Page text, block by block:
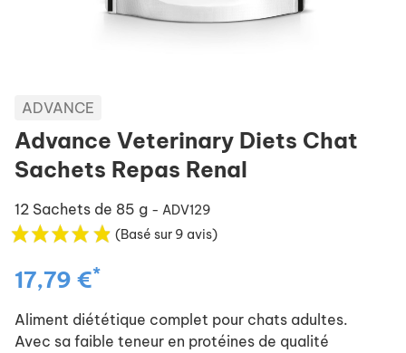
ADVANCE
Advance Veterinary Diets Chat
Sachets Repas Renal
12 Sachets de 85 g - ADV129
(Basé sur 9 avis)
17,79 €*
Aliment diététique complet pour chats adultes.
Avec sa faible teneur en protéines de qualité